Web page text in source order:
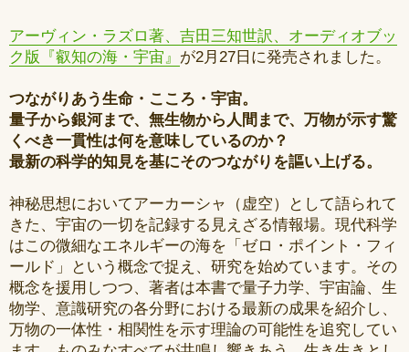
アーヴィン・ラズロ著、吉田三知世訳、オーディオブッ
ク版『叡知の海・宇宙』 が2月27日に発売されました。
つながりあう生命・こころ・宇宙。
量子から銀河まで、無生物から人間まで、万物が示す驚
くべき一貫性は何を意味しているのか？
最新の科学的知見を基にそのつながりを謳い上げる。
神秘思想においてアーカーシャ（虚空）として語られて
きた、宇宙の一切を記録する見えざる情報場。現代科学
はこの微細なエネルギーの海を「ゼロ・ポイント・フィ
ールド」という概念で捉え、研究を始めています。その
概念を援用しつつ、著者は本書で量子力学、宇宙論、生
物学、意識研究の各分野における最新の成果を紹介し、
万物の一体性・相関性を示す理論の可能性を追究してい